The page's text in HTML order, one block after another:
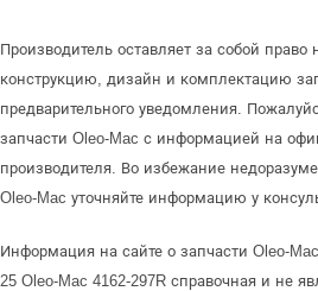
Производитель оставляет за собой
конструкцию, дизайн и комплектацию
предварительного уведомления.
запчасти Oleo-Mac с информацией на
производителя. Во избежание
Oleo-Mac уточняйте информацию у
Информация на сайте о запчасти Oleo-
25 Oleo-Mac 4162-297R справочная и не